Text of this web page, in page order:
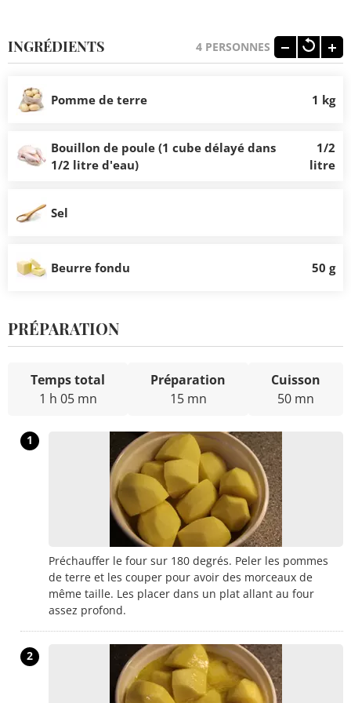
INGRÉDIENTS 4 PERSONNES
Pomme de terre 1 kg
Bouillon de poule (1 cube délayé dans
1/2 litre d'eau)
1/2
litre
Sel
Beurre fondu 50 g
PRÉPARATION
Temps total
1 h 05 mn
Préparation
15 mn
Cuisson
50 mn
1
Préchauffer le four sur 180 degrés. Peler les pommes
de terre et les couper pour avoir des morceaux de
même taille. Les placer dans un plat allant au four
assez profond.
2